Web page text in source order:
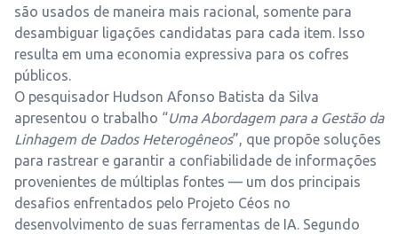
são usados de maneira mais racional, somente para
desambiguar ligações candidatas para cada item. Isso
resulta em uma economia expressiva para os cofres
públicos.
O pesquisador Hudson Afonso Batista da Silva
apresentou o trabalho “Uma Abordagem para a Gestão da
Linhagem de Dados Heterogêneos”, que propõe soluções
para rastrear e garantir a confiabilidade de informações
provenientes de múltiplas fontes — um dos principais
desafios enfrentados pelo Projeto Céos no
desenvolvimento de suas ferramentas de IA. Segundo